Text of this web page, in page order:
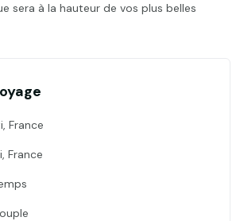
sera à la hauteur de vos plus belles
France
France